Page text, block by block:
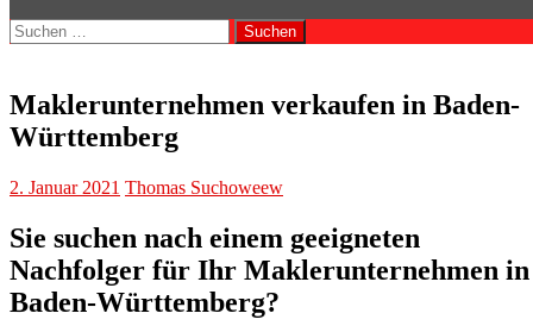
Suchen
nach:
Maklerunternehmen verkaufen in Baden-
Württemberg
2. Januar 2021 Thomas Suchoweew
Sie suchen nach einem geeigneten
Nachfolger für Ihr Maklerunternehmen in
Baden-Württemberg?